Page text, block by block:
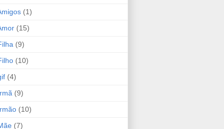
(1)
(15)
(9)
(10)
(4)
(9)
(10)
(7)